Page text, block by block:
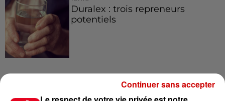
Duralex : trois repreneurs
potentiels
Voir plus
Continuer sans accepter